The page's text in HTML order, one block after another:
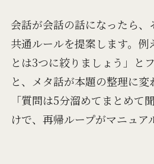
会話が会話の話になったら、
共通ルールを提案します。例
とは3つに絞りましょう」と
と、メタ話が本題の整理に変
「質問は5分溜めてまとめて
けで、再帰ループがマニュア